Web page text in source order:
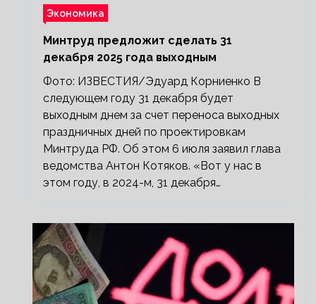
Экономика
Минтруд предложит сделать 31
декабря 2025 года выходным
Фото: ИЗВЕСТИЯ/Эдуард Корниенко В
следующем году 31 декабря будет
выходным днем за счет переноса выходных
праздничных дней по проектировкам
Минтруда РФ. Об этом 6 июля заявил глава
ведомства Антон Котяков. «Вот у нас в
этом году, в 2024-м, 31 декабря…